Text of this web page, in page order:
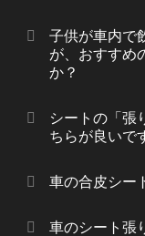
子供が車内で
が、おすすめ
か？
シートの「張
ちらが良いで
車の合皮シー
車のシート張